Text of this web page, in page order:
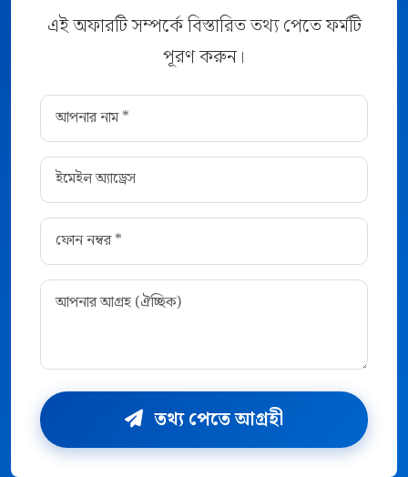
এই অফারটি সম্পর্কে বিস্তারিত তথ্য পেতে ফর্মটি
পূরণ করুন।
তথ্য পেতে আগ্রহী